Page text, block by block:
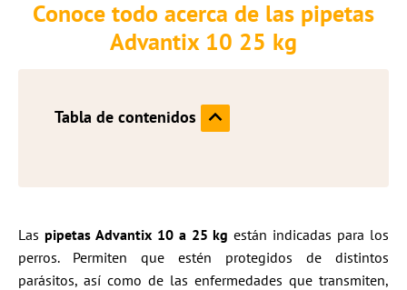
Conoce todo acerca de las pipetas
Advantix 10 25 kg
Tabla de contenidos
Las pipetas Advantix 10 a 25 kg están indicadas para los
perros. Permiten que estén protegidos de distintos
parásitos, así como de las enfermedades que transmiten,